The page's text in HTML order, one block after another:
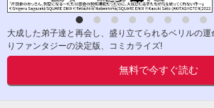
大成した弟子達と再会し、盛り立てられるベリルの
りファンタジーの決定版、コミカライズ!
無料で今すぐ読む